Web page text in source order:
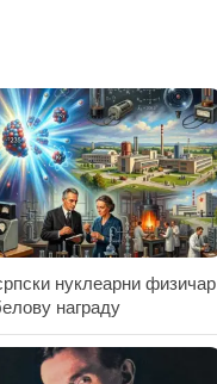
нуклеарни физичар
награду